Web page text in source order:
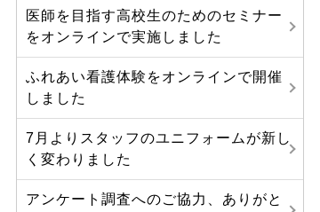
医師を目指す高校生のためのセミナー
をオンラインで実施しました
ふれあい看護体験をオンラインで開催
しました
7月よりスタッフのユニフォームが新し
く変わりました
アンケート調査へのご協力、ありがと